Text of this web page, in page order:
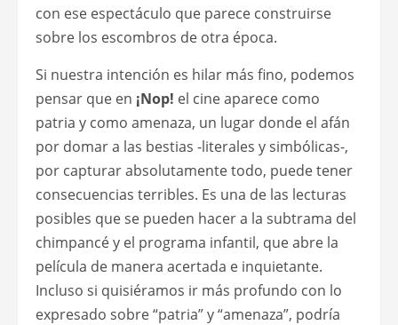
con ese espectáculo que parece construirse
sobre los escombros de otra época.
Si nuestra intención es hilar más fino, podemos
pensar que en ¡Nop! el cine aparece como
patria y como amenaza, un lugar donde el afán
por domar a las bestias -literales y simbólicas-,
por capturar absolutamente todo, puede tener
consecuencias terribles. Es una de las lecturas
posibles que se pueden hacer a la subtrama del
chimpancé y el programa infantil, que abre la
película de manera acertada e inquietante.
Incluso si quisiéramos ir más profundo con lo
expresado sobre “patria” y “amenaza”, podría